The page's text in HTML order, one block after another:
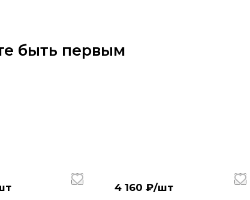
быть первым
4 160 ₽/шт